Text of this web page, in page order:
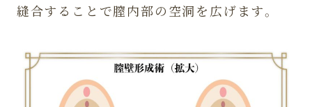
縫合することで膣内部の空洞を広げます。